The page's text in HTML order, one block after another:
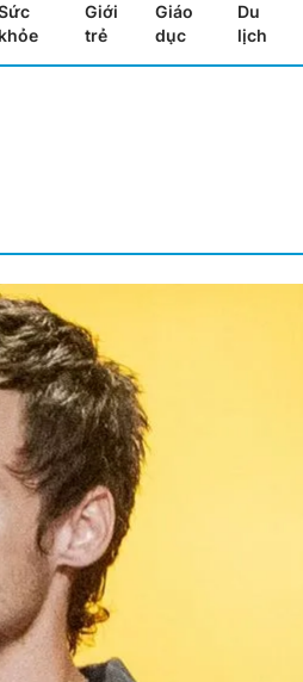
khỏe
Giới
trẻ
Giáo
dục
Du
lịch